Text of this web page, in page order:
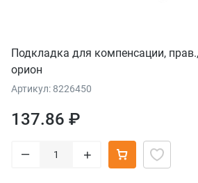
Подкладка для компенсации,
орион
Артикул: 8226450
137.86 ₽
– +